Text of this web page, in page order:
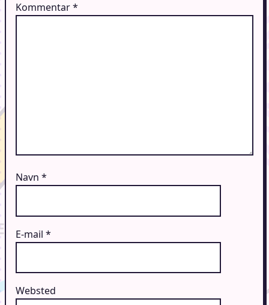
Kommentar*
Navn *
E-mail *
Websted